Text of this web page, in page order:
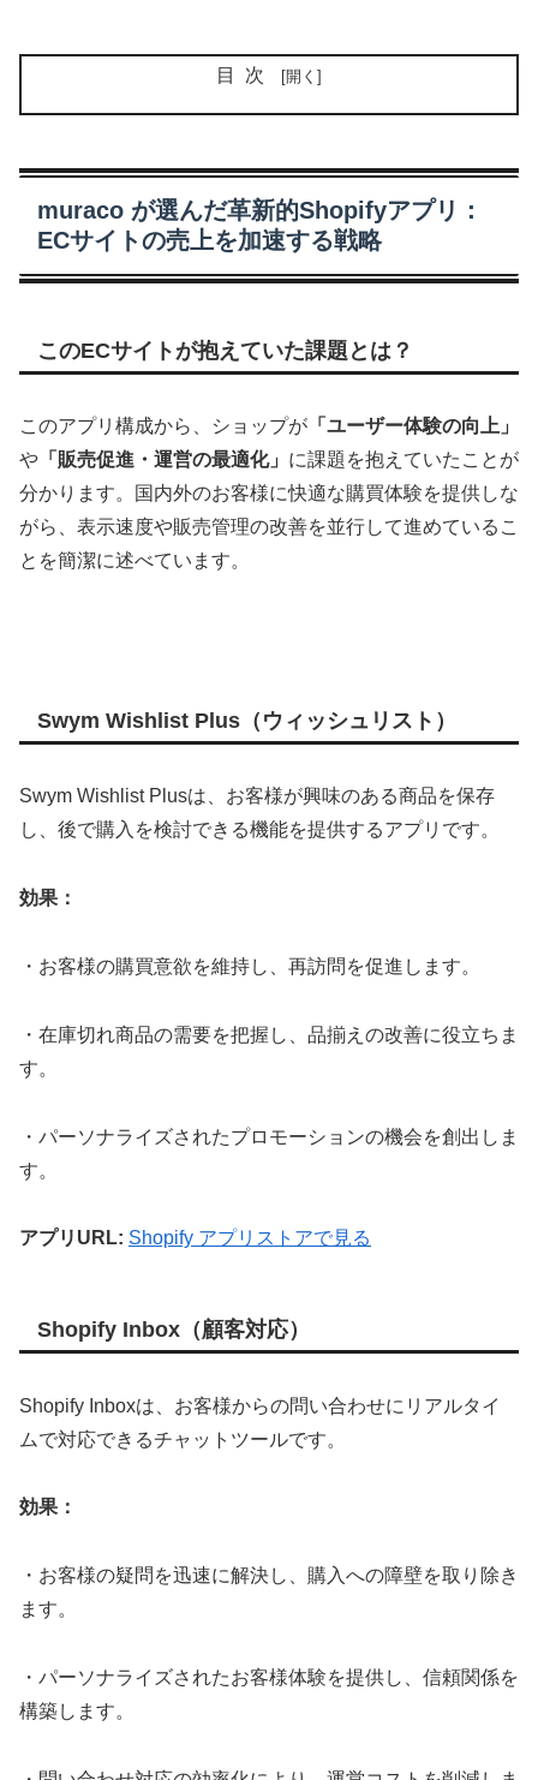
目次
muraco が選んだ革新的Shopifyアプリ：
ECサイトの売上を加速する戦略
このECサイトが抱えていた課題とは？
このアプリ構成から、ショップが 「ユーザー体験の向上」
や 「販売促進・運営の最適化」 に課題を抱えていたことが
分かります。国内外のお客様に快適な購買体験を提供しな
がら、表示速度や販売管理の改善を並行して進めているこ
とを簡潔に述べています。
Swym Wishlist Plus（ウィッシュリスト）
Swym Wishlist Plusは、お客様が興味のある商品を保存
し、後で購入を検討できる機能を提供するアプリです。
効果：
・お客様の購買意欲を維持し、再訪問を促進します。
・在庫切れ商品の需要を把握し、品揃えの改善に役立ちま
す。
・パーソナライズされたプロモーションの機会を創出しま
す。
アプリURL: Shopify アプリストアで見る
Shopify Inbox（顧客対応）
Shopify Inboxは、お客様からの問い合わせにリアルタイ
ムで対応できるチャットツールです。
効果：
・お客様の疑問を迅速に解決し、購入への障壁を取り除き
ます。
・パーソナライズされたお客様体験を提供し、信頼関係を
構築します。